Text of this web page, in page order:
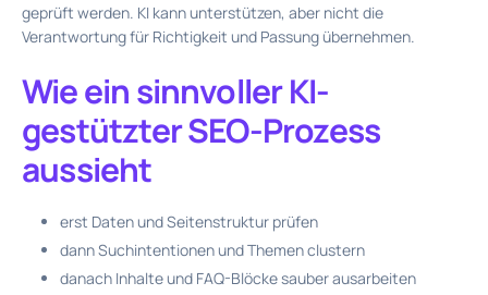
geprüft werden. KI kann unterstützen, aber nicht die
Verantwortung für Richtigkeit und Passung übernehmen.
Wie ein sinnvoller KI-
gestützter SEO-Prozess
aussieht
erst Daten und Seitenstruktur prüfen
dann Suchintentionen und Themen clustern
danach Inhalte und FAQ-Blöcke sauber ausarbeiten